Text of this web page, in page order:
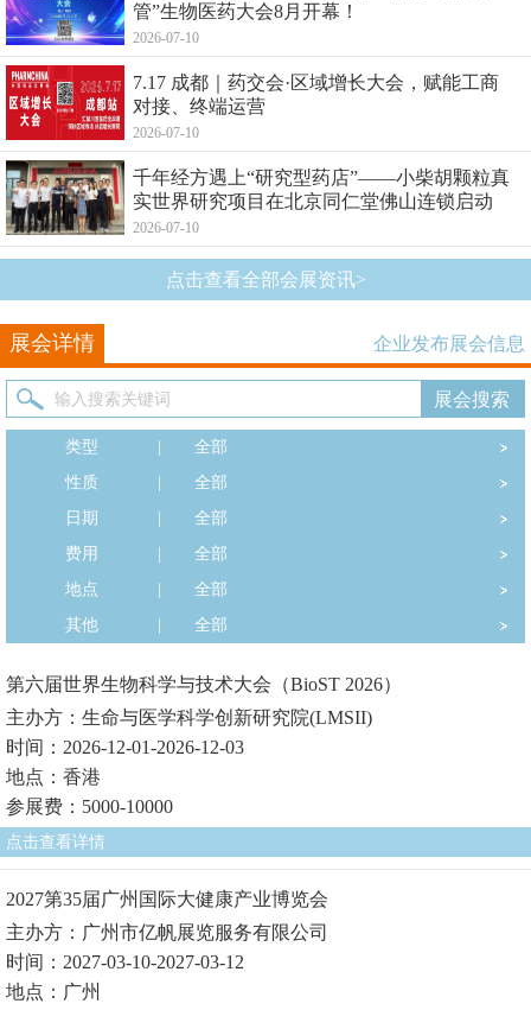
管”生物医药大会8月开幕！
2026-07-10
7.17 成都｜药交会·区域增长大会，赋能工商
对接、终端运营
2026-07-10
千年经方遇上“研究型药店”——小柴胡颗粒真
实世界研究项目在北京同仁堂佛山连锁启动
2026-07-10
点击查看全部会展资讯>
展会详情 企业发布展会信息
类型
全部
性质
全部
日期
全部
费用
全部
地点
全部
其他
全部
第六届世界生物科学与技术大会（BioST 2026）
主办方：生命与医学科学创新研究院(LMSII)
时间：2026-12-01-2026-12-03
地点：香港
参展费：5000-10000
点击查看详情
2027第35届广州国际大健康产业博览会
主办方：广州市亿帆展览服务有限公司
时间：2027-03-10-2027-03-12
地点：广州